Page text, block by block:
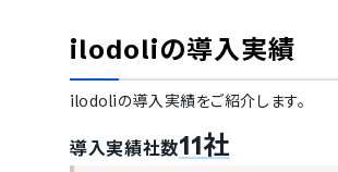
人事評価
MBO方式対応
1on1の履歴登録
社員の評価分布確認
ilodoliの導入実績
ilodoliの導入実績をご紹介します。
導入実績社数11社